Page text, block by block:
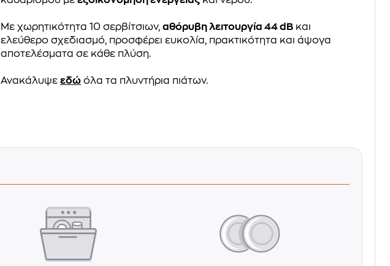
Με χωρητικότητα 10 σερβίτσιων,αθόρυβη λειτουργία 44 dB και
ελεύθερο σχεδιασμό, προσφέρει ευκολία, πρακτικότητα και άψογα
αποτελέσματα σε κάθε πλύση.
Ανακάλυψεεδώ όλα τα πλυντήρια πιάτων.